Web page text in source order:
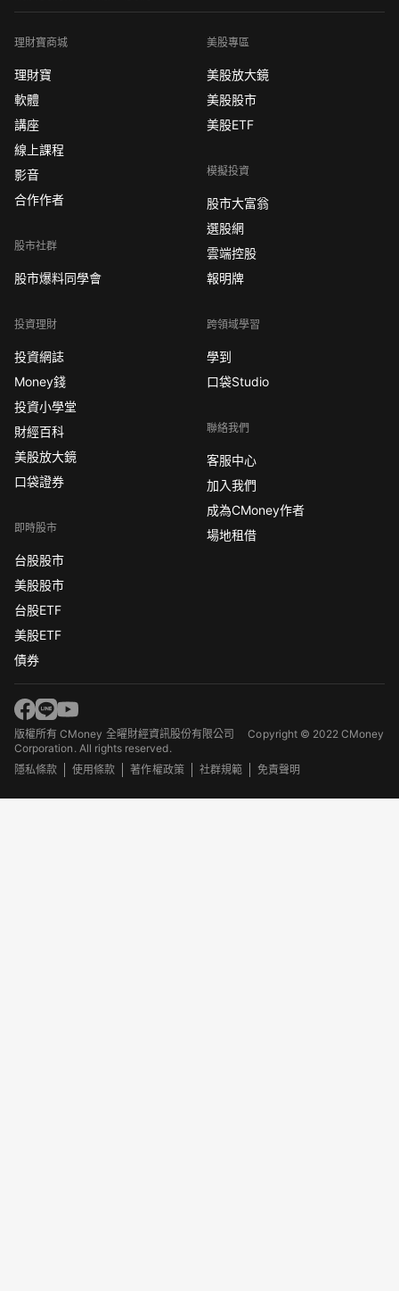
理財寶商城
理財寶
軟體
講座
線上課程
影音
合作作者
股市社群
股市爆料同學會
投資理財
投資網誌
Money錢
投資小學堂
財經百科
美股放大鏡
口袋證券
即時股市
台股股市
美股股市
台股ETF
美股ETF
債券
美股專區
美股放大鏡
美股股市
美股ETF
模擬投資
股市大富翁
選股網
雲端控股
報明牌
跨領域學習
學到
口袋Studio
聯絡我們
客服中心
加入我們
成為CMoney作者
場地租借
版權所有 CMoney 全曜財經資訊股份有限公司Copyright © 2022 CMoney
Corporation. All rights reserved.
隱私條款
使用條款 著作權政策 社群規範 免責聲明